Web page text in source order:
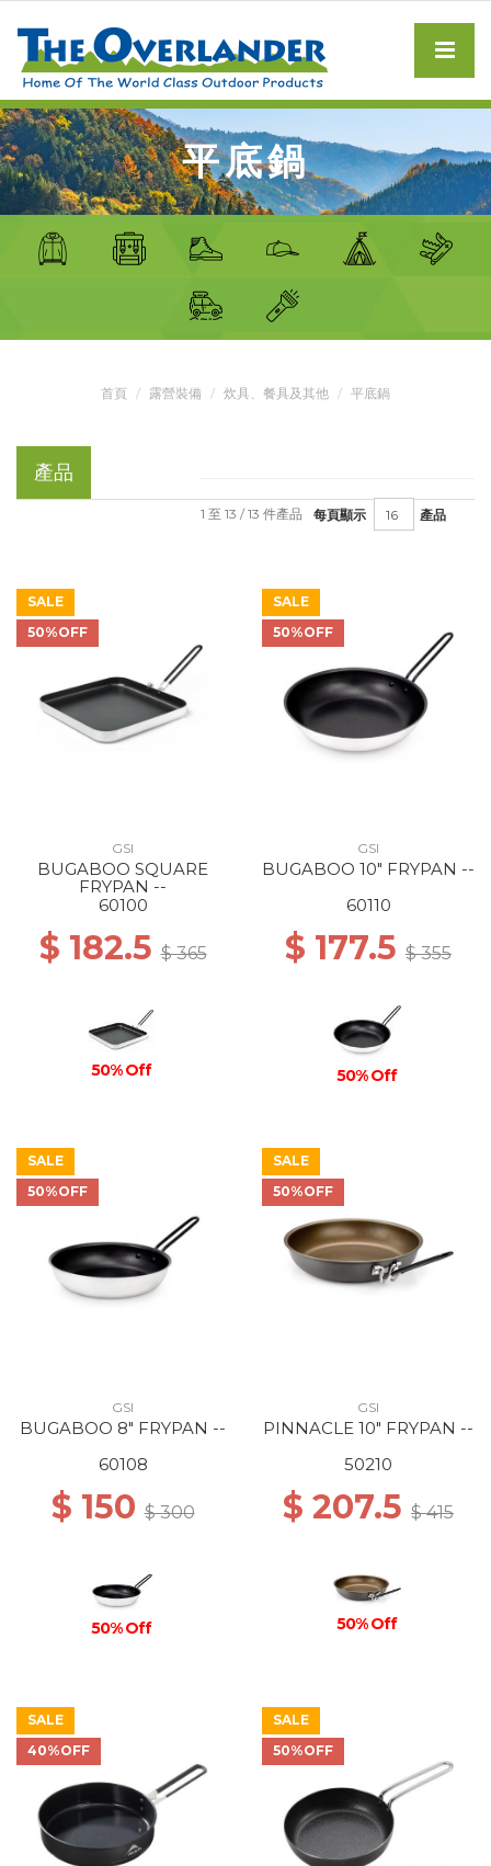
平底鍋
首頁 露營裝備 炊具、餐具及其他 平底鍋
產品
每頁顯示 產品
1 至 13 / 13 件產品
SALE
50%OFF
GSI
BUGABOO SQUARE
FRYPAN --
60100
$ 182.5$ 365
50% Off
SALE
50%OFF
GSI
BUGABOO 10" FRYPAN --
60110
$ 177.5 $ 355
50% Off
SALE
50%OFF
GSI
BUGABOO 8" FRYPAN --
60108
$ 150$ 300
50% Off
SALE
50%OFF
GSI
PINNACLE 10" FRYPAN --
50210
$ 207.5 $ 415
50% Off
SALE
40%OFF
SALE
50%OFF